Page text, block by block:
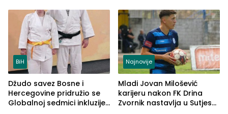
BiH
​Džudo savez Bosne i
Hercegovine pridružio se
Globalnoj sedmici inkluzije:
Najnovije
Mladi Jovan Milošević
karijeru nakon FK Drina
Zvornik nastavlja u Sutjesci